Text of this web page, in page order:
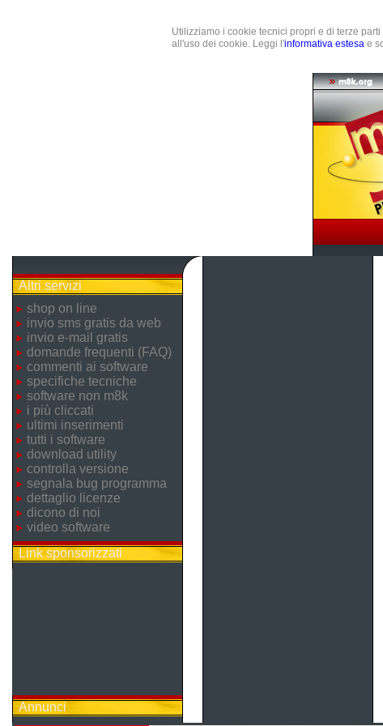
Utilizziamo i cookie tecnici propri e di terze
all'uso dei cookie. Leggi l'informativa estesa e
Altri servizi
shop on line
invio sms gratis da web
invio e-mail gratis
domande frequenti (FAQ)
commenti ai software
specifiche tecniche
software non m8k
i più cliccati
ultimi inserimenti
tutti i software
download utility
controlla versione
segnala bug programma
dettaglio licenze
dicono di noi
video software
Link sponsorizzati
Annunci